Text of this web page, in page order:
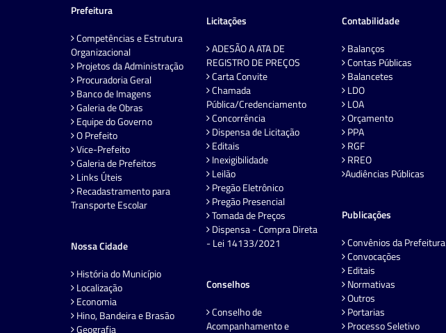
Prefeitura
Competências e Estrutura
Organizacional
Projetos da Administração
Procuradoria Geral
Banco de Imagens
Galeria de Obras
Equipe do Governo
O Prefeito
Vice-Prefeito
Galeria de Prefeitos
Links Úteis
Recadastramento para
Transporte Escolar
Nossa Cidade
História do Município
Localização
Economia
Hino, Bandeira e Brasão
Geografia
Licitações
ADESÃO A ATA DE
REGISTRO DE PREÇOS
Carta Convite
Chamada
Pública/Credenciamento
Concorrência
Dispensa de Licitação
Editais
Inexigibilidade
Leilão
Pregão Eletrônico
Pregão Presencial
Tomada de Preços
Dispensa - Compra Direta
- Lei 14133/2021
Conselhos
Conselho de
Acompanhamento e
Contabilidade
Balanços
Contas Públicas
Balancetes
LDO
LOA
Orçamento
PPA
RGF
RREO
Audiências Públicas
Publicações
Convênios da Prefeitura
Convocações
Editais
Normativas
Outros
Portarias
Processo Seletivo